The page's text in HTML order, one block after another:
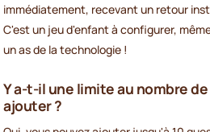
immédiatement, recevant un retour
C'est un jeu d'enfant à configurer,
un as de la technologie !
Y a-t-il une limite au nombre
ajouter ?